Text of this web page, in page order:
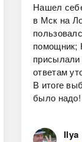
Нашел
в Мск на
помощник;
ответам
В итоге
было надо!
Ilya